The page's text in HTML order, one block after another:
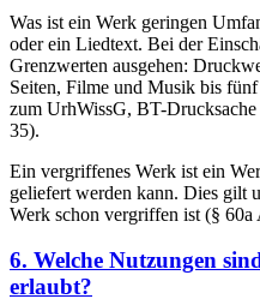
Was ist ein Werk geringen
oder ein Liedtext. Bei der
Grenzwerten ausgehen:
Seiten, Filme und Musik bis
zum UrhWissG, BT-
35).
Ein vergriffenes Werk ist ein
geliefert werden kann. Dies gilt
Werk schon vergriffen ist (§ 60a
6. Welche Nutzungen
erlaubt?